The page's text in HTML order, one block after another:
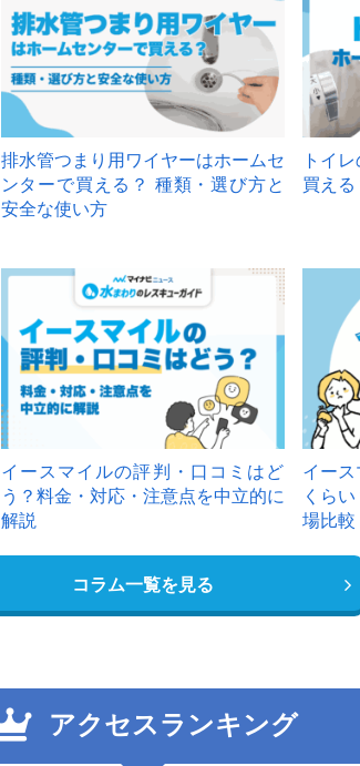
排水管つまり用ワイヤーはホームセ
ンターで買える？ 種類・選び方と
安全な使い方
トイ
買え
イースマイルの評判・口コミはど
う？料金・対応・注意点を中立的に
解説
イー
くら
場比較
コラム一覧を見る
アクセスランキング